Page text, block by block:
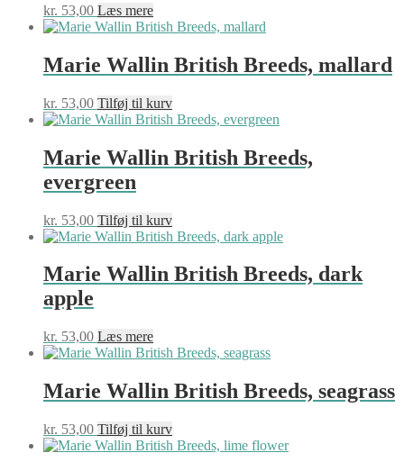
kr. 53,00 Læs mere
Marie Wallin British Breeds, mallard
kr. 53,00 Tilføj til kurv
Marie Wallin British Breeds,
evergreen
kr. 53,00 Tilføj til kurv
Marie Wallin British Breeds, dark
apple
kr. 53,00 Læs mere
Marie Wallin British Breeds, seagrass
kr. 53,00 Tilføj til kurv